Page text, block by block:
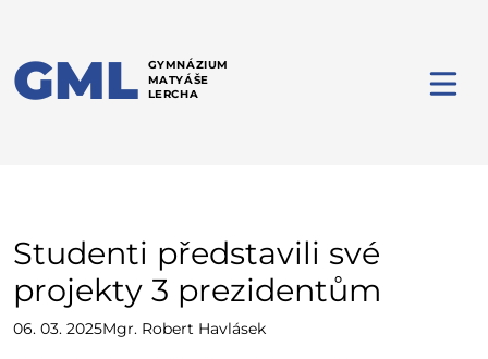
GML GYMNÁZIUM
MATYÁŠE
LERCHA
Studenti představili své
projekty 3 prezidentům
06. 03. 2025Mgr. Robert Havlásek